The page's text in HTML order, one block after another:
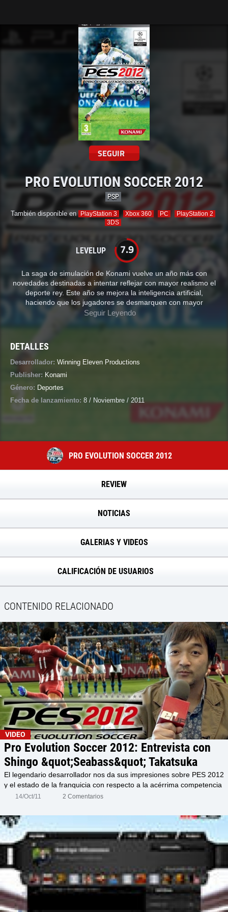
SEGUIR
PRO EVOLUTION SOCCER 2012
PSP
También disponible en PlayStation 3 Xbox 360 PC
PlayStation 2
3DS
LEVELUP 7.9
La saga de simulación de Konami vuelve un año más con
novedades destinadas a intentar reflejar con mayor realismo el
deporte rey. Este año se mejora la inteligencia artificial,
haciendo que los jugadores se desmarquen con mayor
Seguir Leyendo
DETALLES
Desarrollador: Winning Eleven Productions
Publisher: Konami
Género: Deportes
Fecha de lanzamiento: 8 / Noviembre / 2011
PRO EVOLUTION SOCCER 2012
REVIEW
NOTICIAS
GALERIAS Y VIDEOS
CALIFICACIÓN DE USUARIOS
CONTENIDO RELACIONADO
VIDEO
Pro Evolution Soccer 2012: Entrevista con
Shingo &quot;Seabass&quot; Takatsuka
El legendario desarrollador nos da sus impresiones sobre PES 2012
y el estado de la franquicia con respecto a la acérrima competencia
14/Oct/11 2 Comentarios